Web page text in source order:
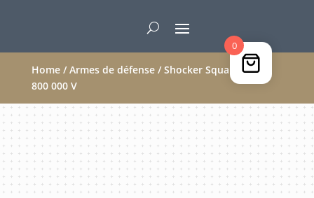
Home/ Armes de défense/ Shocker Square mini 3
800 000 V
0